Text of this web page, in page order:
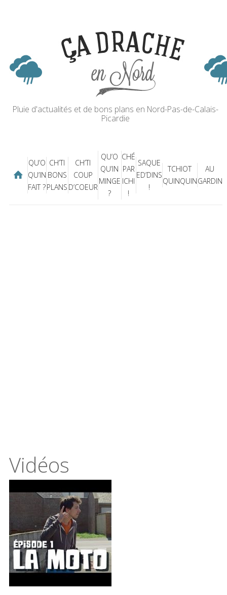
Pluie d'actualités et de bons plans en Nord-Pas-de-Calais-
Picardie
QU’O
QU’IN
FAIT ?
CH’TI
BONS
PLANS
CH’TI
COUP
D’COEUR
QU’O
QU’IN
MINGE
?
CHÉ
PAR
ICHI
!
SAQUE
ED’DINS
!
TCHIOT
QUINQUIN
AU
GARDIN
Vidéos